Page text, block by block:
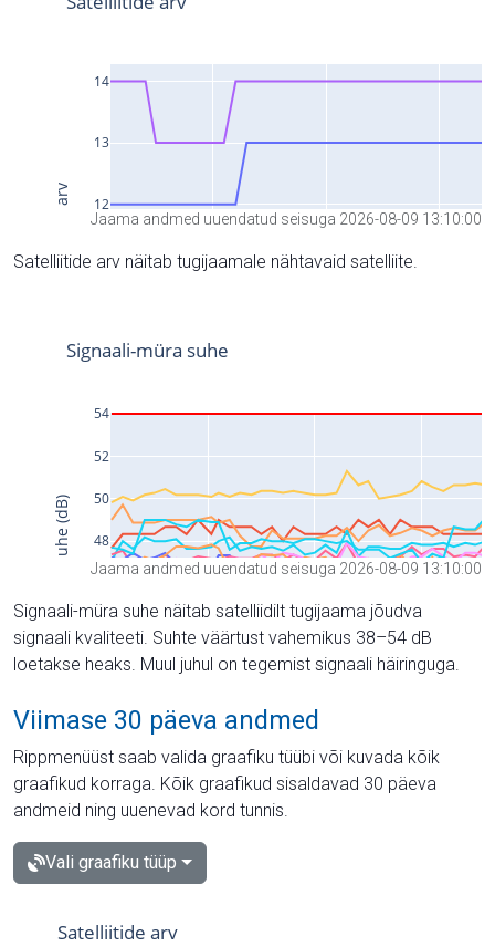
Jaama andmed uuendatud seisuga 2026-08-09 13:10:00
Satelliitide arv näitab tugijaamale nähtavaid satelliite.
Jaama andmed uuendatud seisuga 2026-08-09 13:10:00
Signaali-müra suhe näitab satelliidilt tugijaama jõudva
signaali kvaliteeti. Suhte väärtust vahemikus 38–54 dB
loetakse heaks. Muul juhul on tegemist signaali häiringuga.
Viimase 30 päeva andmed
Rippmenüüst saab valida graafiku tüübi või kuvada kõik
graafikud korraga. Kõik graafikud sisaldavad 30 päeva
andmeid ning uuenevad kord tunnis.
Vali graafiku tüüp
Satelliitide arv